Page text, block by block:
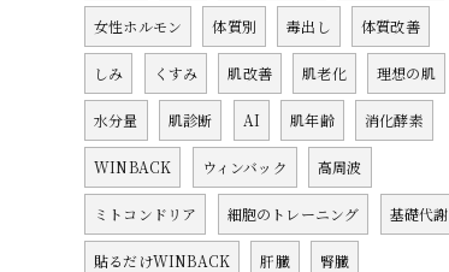
女性ホルモン 体質別 毒出し 体質改善
しみ くすみ 肌改善 肌老化 理想の肌
水分量 肌診断 AI 肌年齢 消化酵素
WINBACK ウィンバック 高周波
ミトコンドリア 細胞のトレーニング 基礎代謝
貼るだけWINBACK 肝臓 腎臓